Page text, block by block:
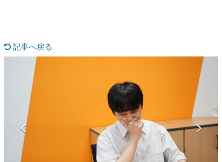
ゲーム開発者・hamatsu氏がゲームの魅力を画面や操作の
具体的な形から解き明かしていく、硬派で骨太な評論連載
ゲームが変えた日本語
「経験値」「裏技」「ラスボス」… ゲームにまつわる言葉
の起源や用法の変遷を、コンピューター文化史研究家・タ
イニーP氏が徹底調査。
記事へ戻る